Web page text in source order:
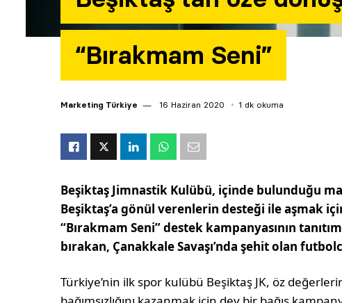
“Bırakmam Seni”
Marketing Türkiye 16 Haziran 2020 1 dk okuma
Beşiktaş Jimnastik Kulübü, içinde bulunduğu
Beşiktaş’a gönül verenlerin desteği ile aşmak
“Bırakmam Seni” destek kampanyasının
bırakan, Çanakkale Savaşı’nda şehit olan
Türkiye’nin ilk spor kulübü Beşiktaş JK, öz